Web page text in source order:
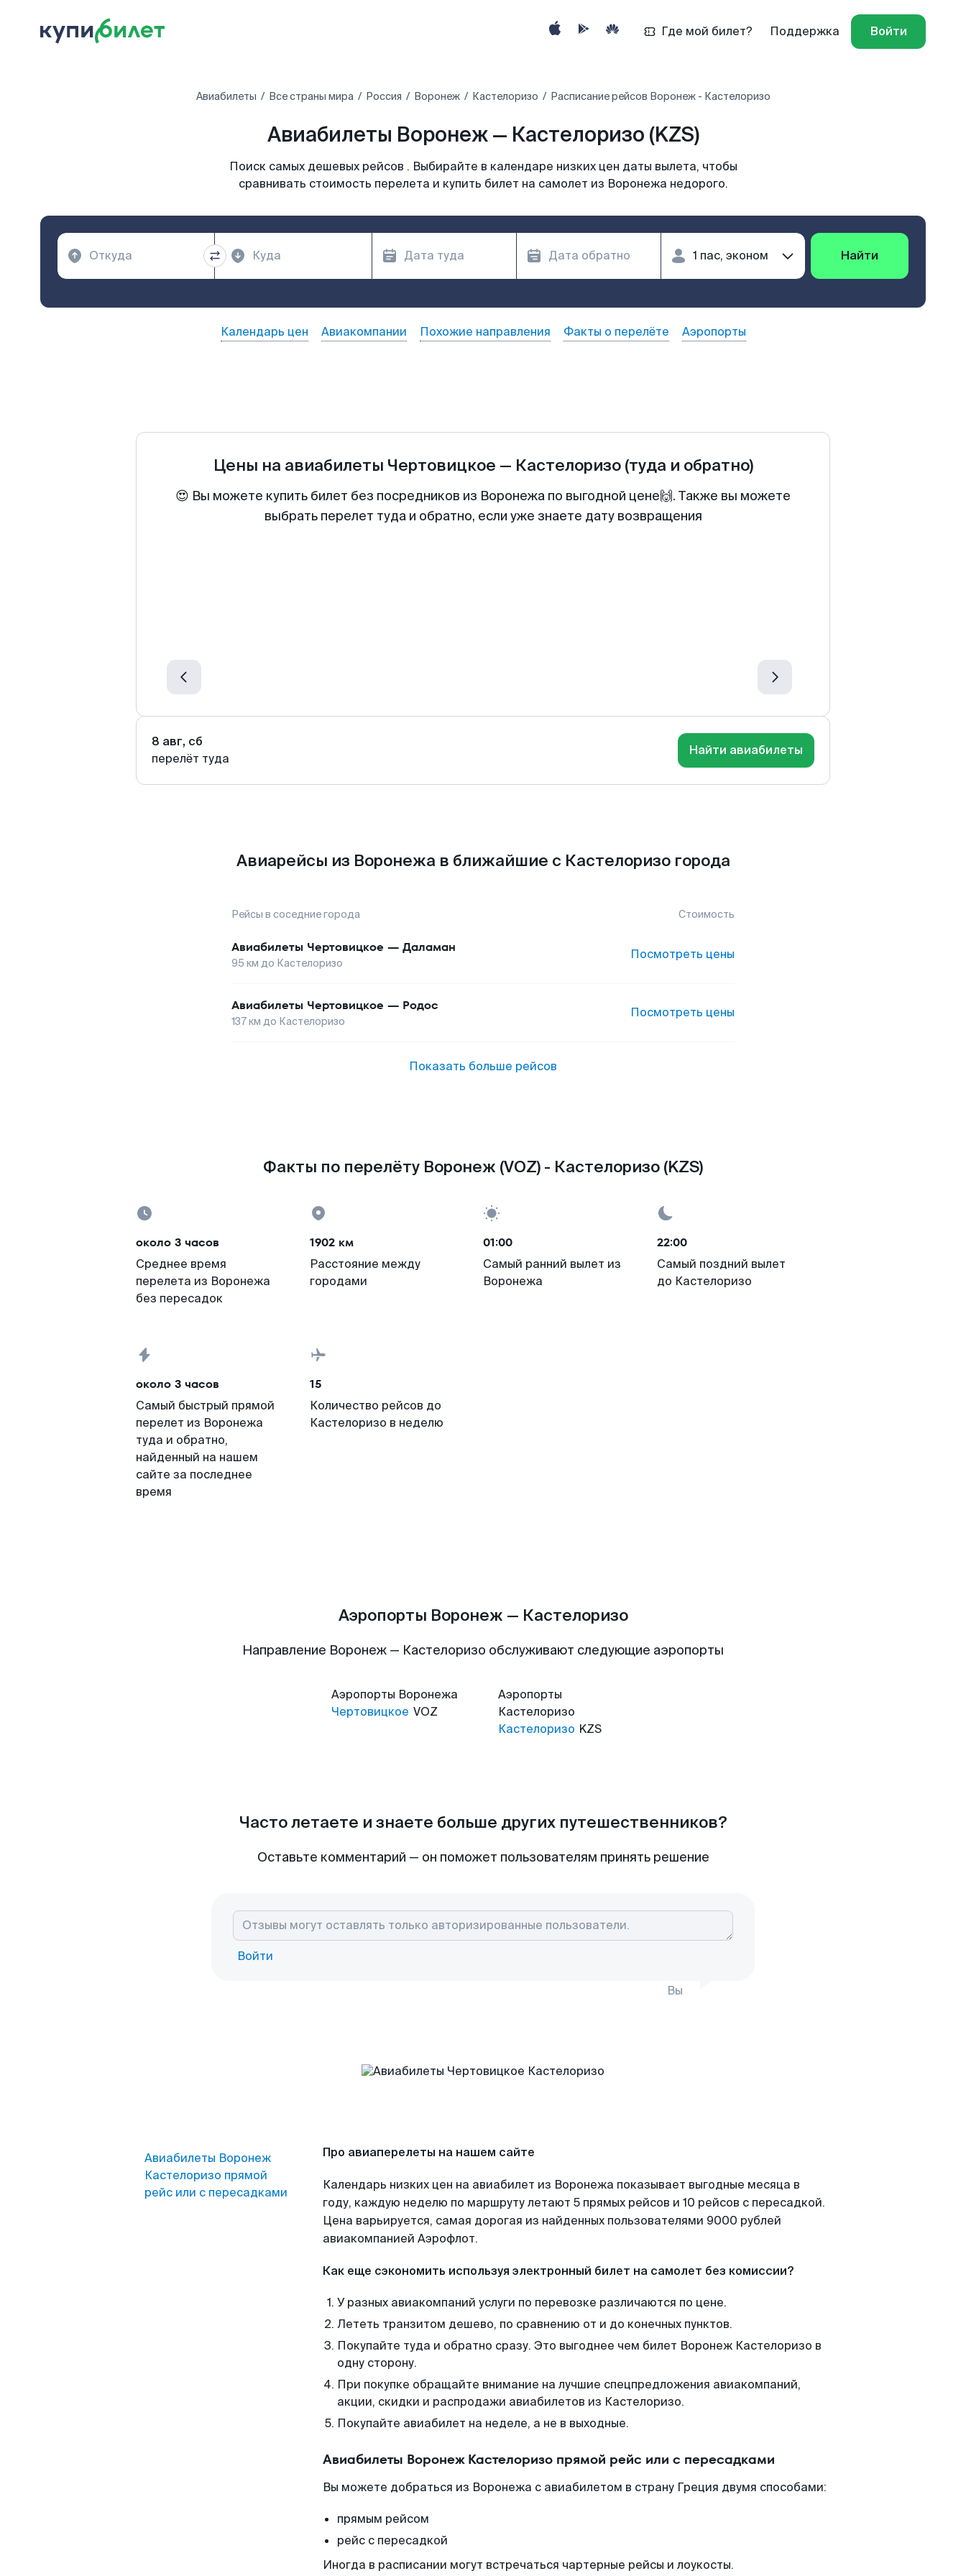
Где мой билет? Поддержка Войти
Авиабилеты Все страны мира Россия Воронеж Кастелоризо Расписание рейсов Воронеж - Кастелоризо
Авиабилеты Воронеж — Кастелоризо (KZS)
Поиск самых дешевых рейсов . Выбирайте в календаре низких цен даты вылета, чтобы
сравнивать стоимость перелета и купить билет на самолет из Воронежа недорого.
Найти
Календарь цен Авиакомпании Похожие направления Факты о перелёте Аэропорты
Цены на авиабилеты Чертовицкое — Кастелоризо (туда и обратно)
😍 Вы можете купить билет без посредников из Воронежа по выгодной цене🙌. Также вы можете
выбрать перелет туда и обратно, если уже знаете дату возвращения
8 авг, сб
перелёт туда
Найти авиабилеты
Авиарейсы из Воронежа в ближайшие с Кастелоризо города
Рейсы в соседние города Стоимость
Авиабилеты Чертовицкое — Даламан
95 км до Кастелоризо
Посмотреть цены
Авиабилеты Чертовицкое — Родос
137км до Кастелоризо
Посмотреть цены
Показать больше рейсов
Факты по перелёту Воронеж (VOZ) - Кастелоризо (KZS)
около 3 часов
Среднее время
перелета из Воронежа
без пересадок
1902 км
Расстояние между
городами
01:00
Самый ранний вылет из
Воронежа
22:00
Самый поздний вылет
до Кастелоризо
около 3 часов
Самый быстрый прямой
перелет из Воронежа
туда и обратно,
найденный на нашем
сайте за последнее
время
15
Количество рейсов до
Кастелоризо в неделю
Аэропорты Воронеж — Кастелоризо
Направление Воронеж — Кастелоризо обслуживают следующие аэропорты
Аэропорты Воронежа
Чертовицкое VOZ
Аэропорты
Кастелоризо
Кастелоризо KZS
Часто летаете и знаете больше других путешественников?
Оставьте комментарий — он поможет пользователям принять решение
Войти
Вы
Авиабилеты Воронеж
Кастелоризо прямой
рейс или с пересадками
Про авиаперелеты на нашем сайте
Календарь низких цен на авиабилет из Воронежа показывает выгодные месяца в
году, каждую неделю по маршруту летают 5 прямых рейсов и 10 рейсов с пересадкой.
Цена варьируется, самая дорогая из найденных пользователями 9000 рублей
авиакомпанией Аэрофлот.
Как еще сэкономить используя электронный билет на самолет без комиссии?
У разных авиакомпаний услуги по перевозке различаются по цене.
Лететь транзитом дешево, по сравнению от и до конечных пунктов.
Покупайте туда и обратно сразу. Это выгоднее чем билет Воронеж Кастелоризо в
одну сторону.
При покупке обращайте внимание на лучшие спецпредложения авиакомпаний,
акции, скидки и распродажи авиабилетов из Кастелоризо.
Покупайте авиабилет на неделе, а не в выходные.
Авиабилеты Воронеж Кастелоризо прямой рейс или с пересадками
Вы можете добраться из Воронежа с авиабилетом в страну Греция двумя способами:
прямым рейсом
рейс с пересадкой
Иногда в расписании могут встречаться чартерные рейсы и лоукосты.